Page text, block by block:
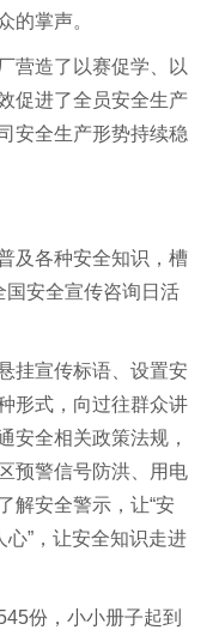
的掌声。
营造了以赛促学、以
促进了全员安全生产
安全生产形势持续稳
及各种安全知识，槽
国安全宣传咨询日活
挂宣传标语、设置安
形式，向过往群众讲
安全相关政策法规，
预警信号防洪、用电
解安全警示，让“安
心”，让安全知识走进
份，小小册子起到